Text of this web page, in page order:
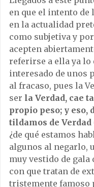
en que el intento de
en la actualidad
como subjetiva y
acepten
referirse a ella ya lo
interesado de unos
al fracaso, pues la
ser la Verdad, cae
propio peso; y eso,
tildamos de Verdad
¿de qué estamos
algunos al negarlo,
muy vestido de gala
con que tratan de
tristemente famoso